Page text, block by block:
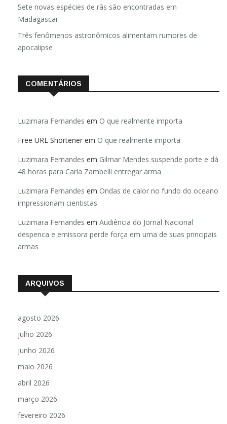
Sete novas espécies de rãs são encontradas em
Madagascar
Três fenômenos astronômicos alimentam rumores de
apocalipse
COMENTÁRIOS
Luzimara Fernandes em O que realmente importa
Free URL Shortener em O que realmente importa
Luzimara Fernandes em Gilmar Mendes suspende porte e dá
48 horas para Carla Zambelli entregar arma
Luzimara Fernandes em Ondas de calor no fundo do oceano
impressionam cientistas
Luzimara Fernandes em Audiência do Jornal Nacional
despenca e emissora perde força em uma de suas principais
armas
ARQUIVOS
agosto 2026
julho 2026
junho 2026
maio 2026
abril 2026
março 2026
fevereiro 2026